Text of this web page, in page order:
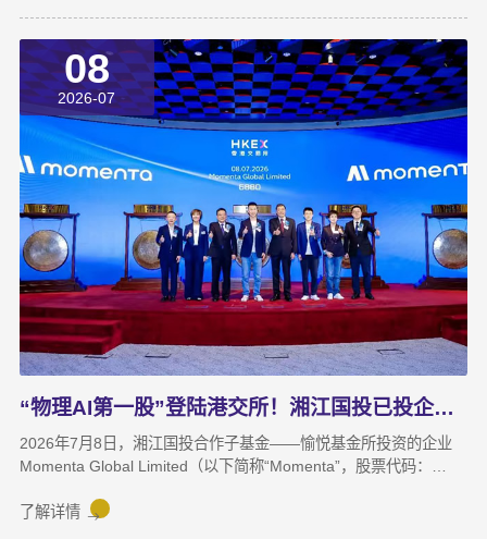
了上半年业务拓展、指标完成及重点专项推进情况。领导班子成员
结合分管领域，交流工作思路与落实举措，进一步统一思想、凝聚
共识，为下半年协同作战夯实基础。龚国旺在总结讲话中指出，上
半年公司经营效益稳中有升，实现营收6358万元，同比增长
27.6%；利润总额达1.26亿元，同比增长82.8%。股权投资标的持
续向好，金融资产浮盈实现可持续增长，投资主业对公司整体盈利
能力的支撑作用进一步增强。基金业务进退有序，投退良性循环格
局初步形成；直投项目储备与落地扎实推进，资本招商取得实质进
展；湘江基金小镇二期克服连续雨季施工困难，顺利完成竣工验
收；数据运营、商业保理转型取得阶段性突破，科技成果转化服务
与大学生创新创业支持工作也正加速铺开，为后续增长注入新活
力。
08
2026-07
“物理AI第一股”登陆港交所！湘江国投已投企业Momenta成功上市
2026年7月8日，湘江国投合作子基金——愉悦基金所投资的企业
Momenta Global Limited（以下简称“Momenta”，股票代码：
第一股”。Momenta本次上市募集资金将主要用于物理AI核心技术
了解详情